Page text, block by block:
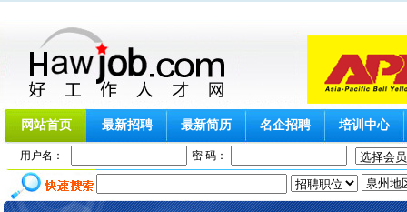
网站首页 最新招聘 最新简历 名企招聘 培训中心
用户名： 密 码：